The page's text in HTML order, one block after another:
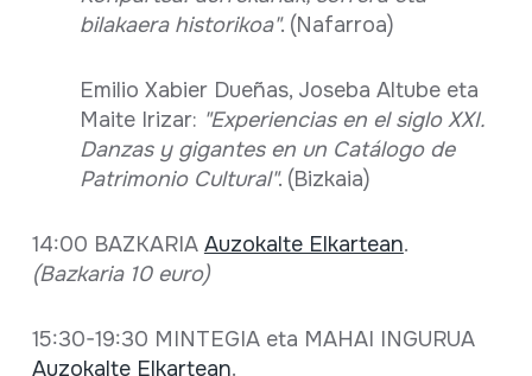
bilakaera historikoa". (Nafarroa)
Emilio Xabier Dueñas, Joseba Altube eta
Maite Irizar: "Experiencias en el siglo XXI.
Danzas y gigantes en un Catálogo de
Patrimonio Cultural". (Bizkaia)
14:00 BAZKARIA Auzokalte Elkartean.
(Bazkaria 10 euro)
15:30-19:30 MINTEGIA eta MAHAI INGURUA
Auzokalte Elkartean.